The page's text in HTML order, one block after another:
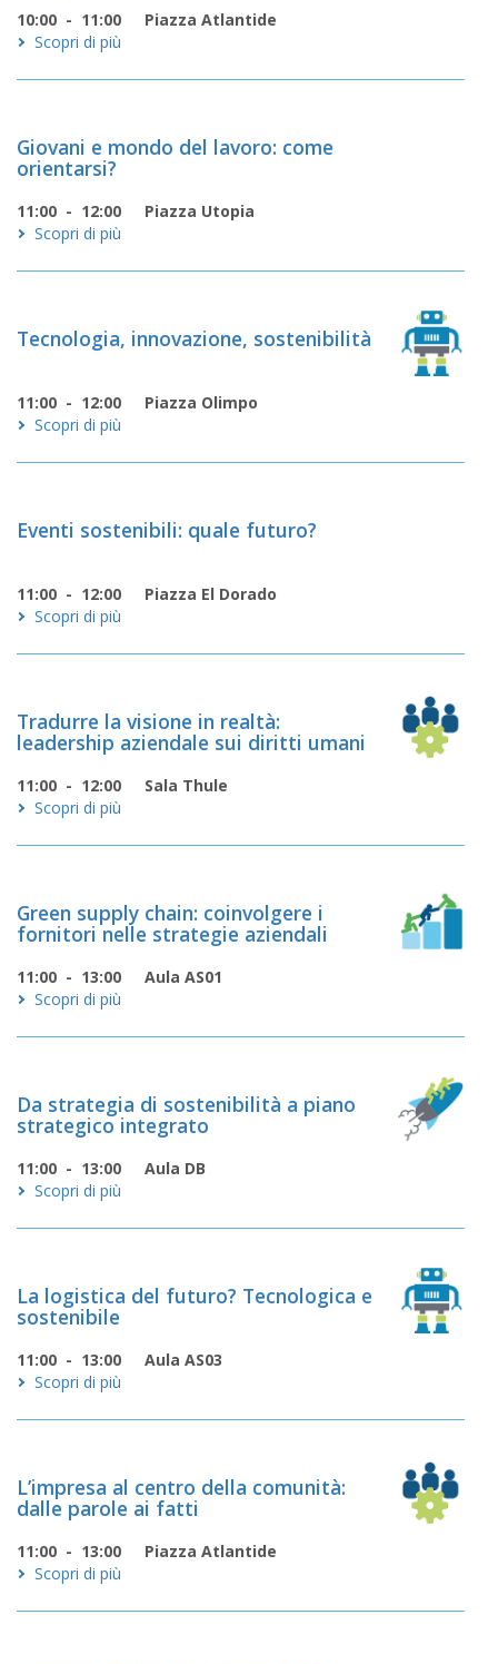
10:00 - 11:00
Piazza Atlantide
Scopri di più
Giovani e mondo del lavoro: come
orientarsi?
11:00 - 12:00
Piazza Utopia
Scopri di più
Tecnologia, innovazione, sostenibilità
11:00 - 12:00
Piazza Olimpo
Scopri di più
Eventi sostenibili: quale futuro?
11:00 - 12:00
Piazza El Dorado
Scopri di più
Tradurre la visione in realtà:
leadership aziendale sui diritti umani
11:00 - 12:00
Sala Thule
Scopri di più
Green supply chain: coinvolgere i
fornitori nelle strategie aziendali
11:00 - 13:00
Aula AS01
Scopri di più
Da strategia di sostenibilità a piano
strategico integrato
11:00 - 13:00
Aula DB
Scopri di più
La logistica del futuro? Tecnologica e
sostenibile
11:00 - 13:00
Aula AS03
Scopri di più
L’impresa al centro della comunità:
dalle parole ai fatti
11:00 - 13:00
Piazza Atlantide
Scopri di più